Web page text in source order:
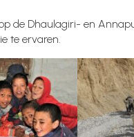
de Dhaulagiri- en
te ervaren.